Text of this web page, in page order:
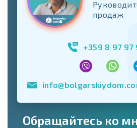
продаж
+359 8 97 97
Обращайтесь ко